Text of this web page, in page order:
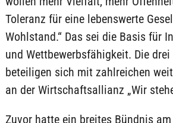
Toleranz für eine lebenswerte
Wohlstand.“ Das sei die Basis für
und Wettbewerbsfähigkeit. Die drei
beteiligen sich mit zahlreichen
an der Wirtschaftsallianz „Wir
Zuvor hatte ein breites Bündnis